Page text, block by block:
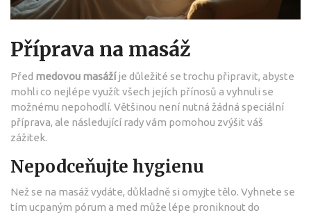
Příprava na masáž
Před medovou masážíje důležité se trochu připravit, abyste
mohli co nejlépe využít všech jejích přínosů a vyhnuli se
možnému nepohodlí. Většinou není nutná žádná speciální
příprava, ale následující rady vám pomohou zvýšit váš
zážitek.
Nepodceňujte hygienu
Než se na masáž vydáte, důkladně si omyjte tělo. Vyhnete se
tím ucpaným pórum a med může lépe proniknout do